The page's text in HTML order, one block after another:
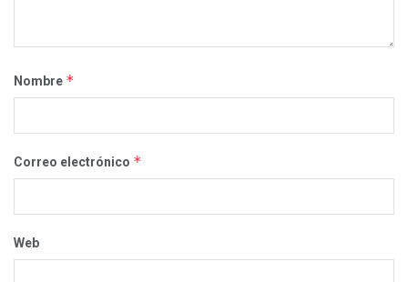
Nombre *
Correo electrónico *
Web